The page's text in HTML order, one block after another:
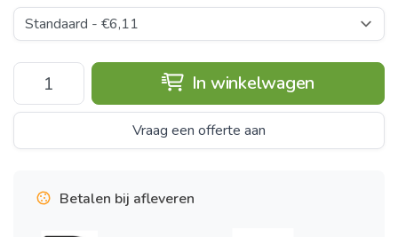
In winkelwagen
Vraag een offerte aan
Betalen bij afleveren